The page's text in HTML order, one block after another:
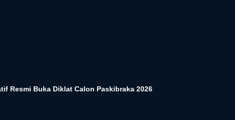
Resmi Buka Diklat Calon Paskibraka 2026